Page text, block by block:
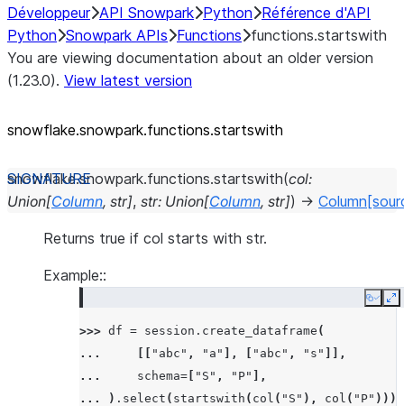
Développeur API Snowpark Python Référence d'API
Python Snowpark APIs Functions functions.startswith
You are viewing documentation about an older version
(1.23.0). View latest version
snowflake.snowpark.functions.startswith
snowflake.snowpark.functions.startswith(col:
Union[Column, str], str: Union[Column, str]) → Column
Returns true if col starts with str.
Example::
Copy
>>> df = session . create_dataframe (
...
"abc" , "a" ], "abc" , "s"
]],
...
schema= "S" , "P"
],
...
) . select ( startswith ( col ( "S" ), col ( "P" )))